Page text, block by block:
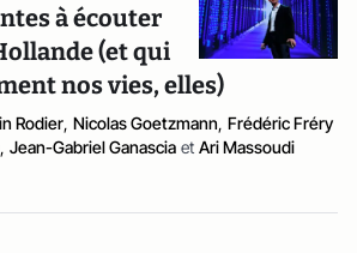
à écouter
(et qui
nos vies, elles)
Rodier, Nicolas Goetzmann, Frédéric Fréry
, Jean-Gabriel Ganascia et Ari Massoudi